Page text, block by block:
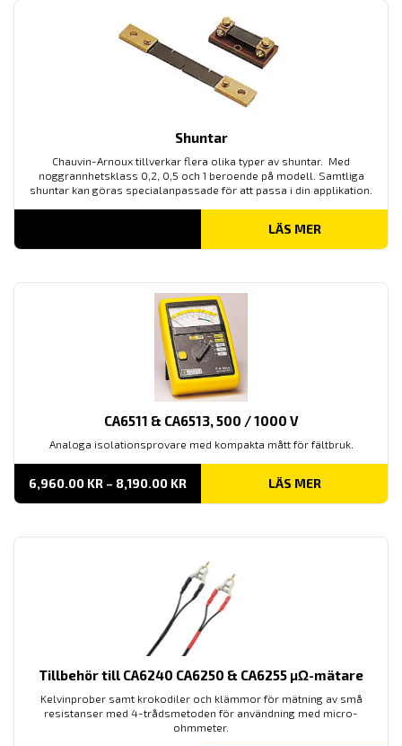
Shuntar
Chauvin-Arnoux tillverkar flera olika typer av shuntar. Med
noggrannhetsklass 0,2, 0,5 och 1 beroende på modell. Samtliga
shuntar kan göras specialanpassade för att passa i din applikation.
LÄS MER
CA6511 & CA6513, 500 / 1000 V
Analoga isolationsprovare med kompakta mått för fältbruk.
6,960.00 KR – 8,190.00 KRPRISINTERVALL:
TILL
LÄS MER
Tillbehör till CA6240 CA6250 & CA6255 μΩ-mätare
Kelvinprober samt krokodiler och klämmor för mätning av små
resistanser med 4-trådsmetoden för användning med micro-
ohmmeter.